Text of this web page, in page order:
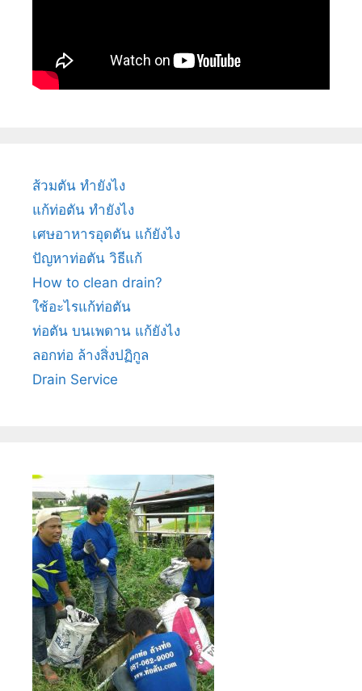
ส้วมตัน ทำยังไง
แก้ท่อตัน ทำยังไง
เศษอาหารอุดตัน แก้ยังไง
ปัญหาท่อตัน วิธีแก้
How to clean drain?
ใช้อะไรแก้ท่อตัน
ท่อตัน บนเพดาน แก้ยังไง
ลอกท่อ ล้างสิ่งปฏิกูล
Drain Service